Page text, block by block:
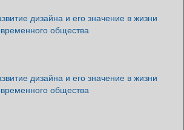
дизайна и его значение в жизни
общества
дизайна и его значение в жизни
общества